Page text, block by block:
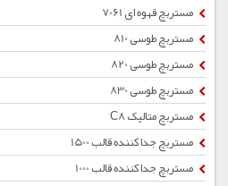
مستربچ قهوه ای 7061
مستربچ طوسی 810
مستربچ طوسی 820
مستربچ طوسی 830
مستربچ متالیک C8
مستربچ جداکننده قالب 1500
مستربچ جداکننده قالب 1000